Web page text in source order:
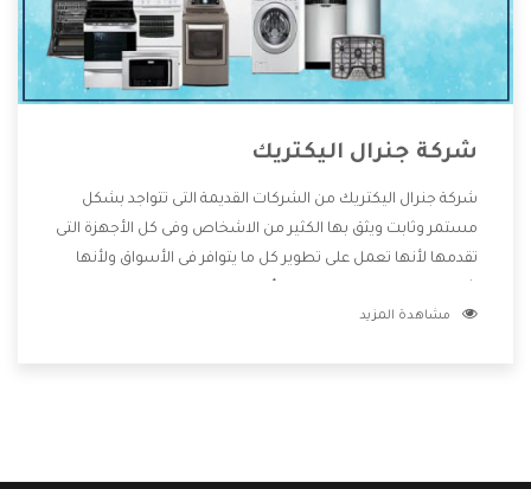
شركة جنرال اليكتريك
شركة جنرال اليكتريك من الشركات القديمة التى تتواجد بشكل
مستمر وثابت ويثق بها الكثير من الاشخاص وفى كل الأجهزة التى
تقدمها لأنها تعمل على تطوير كل ما يتوافر فى الأسواق ولأنها
المنتجات وتقدم للعملاء أقوى العروض والخصومات التى تسهل
مشاهدة المزيد